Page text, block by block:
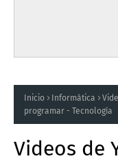
Inicio Informática
programar - Tecnología
Videos de